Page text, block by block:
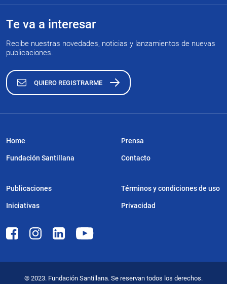
Te va a interesar
Recibe nuestras novedades, noticias y lanzamientos de nuevas
publicaciones.
QUIERO REGISTRARME
Home
Fundación Santillana
Publicaciones
Iniciativas
Prensa
Contacto
Términos y condiciones de uso
Privacidad
© 2023. Fundación Santillana. Se reservan todos los derechos.